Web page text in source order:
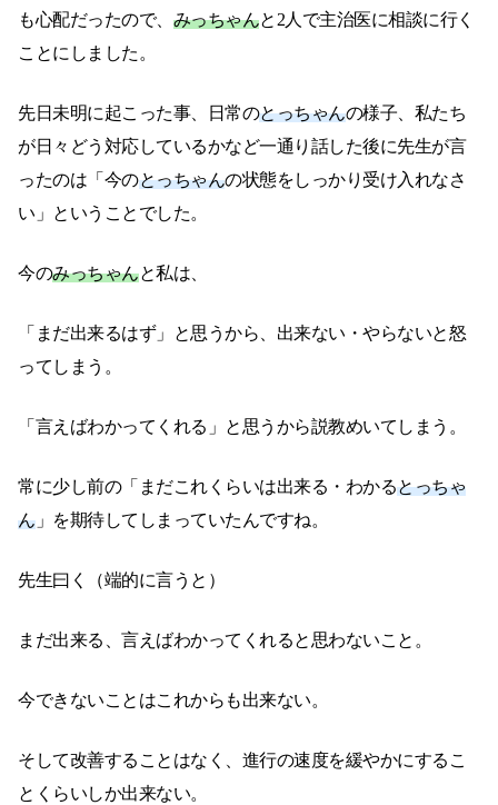
も心配だったので、 みっちゃんと2人で主治医に相談に行く
ことにしました。
先日未明に起こった事、日常のとっちゃんの様子、私たち
が日々どう対応しているかなど一通り話した後に先生が言
ったのは「今のとっちゃんの状態をしっかり受け入れなさ
い」ということでした。
今のみっちゃんと私は、
「まだ出来るはず」と思うから、出来ない・やらないと怒
ってしまう。
「言えばわかってくれる」と思うから説教めいてしまう。
常に少し前の「まだこれくらいは出来る・わかるとっちゃ
ん」を期待してしまっていたんですね。
先生曰く（端的に言うと）
まだ出来る、言えばわかってくれると思わないこと。
今できないことはこれからも出来ない。
そして改善することはなく、進行の速度を緩やかにするこ
とくらいしか出来ない。